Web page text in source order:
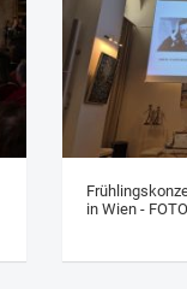
in Wien - FOTO